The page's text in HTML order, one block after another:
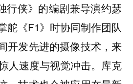
行侠》的编剧兼导演约瑟
舵《F1》时协同制作团队
开发先进的摄像技术，来
人速度与视觉冲击。库克